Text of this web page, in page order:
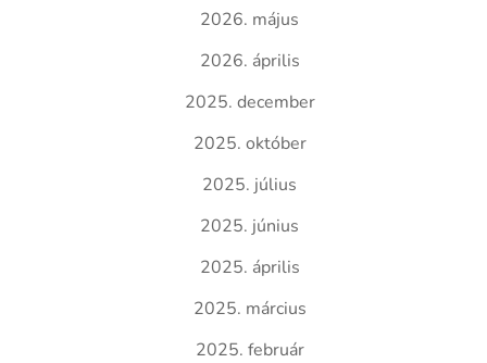
2026. május
2026. április
2025. december
2025. október
2025. július
2025. június
2025. április
2025. március
2025. február